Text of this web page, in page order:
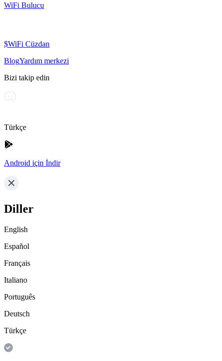
WiFi Bulucu
$WiFi Cüzdan
BlogYardım merkezi
Bizi takip edin
Türkçe
Android için İndir
Diller
English
Español
Français
Italiano
Português
Deutsch
Türkçe